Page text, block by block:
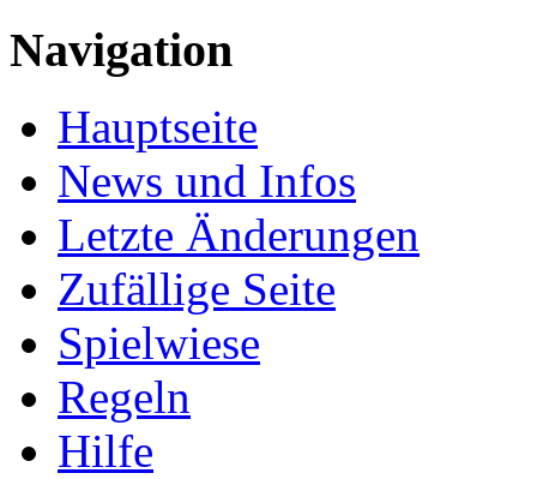
Navigation
Hauptseite
News und Infos
Letzte Änderungen
Zufällige Seite
Spielwiese
Regeln
Hilfe